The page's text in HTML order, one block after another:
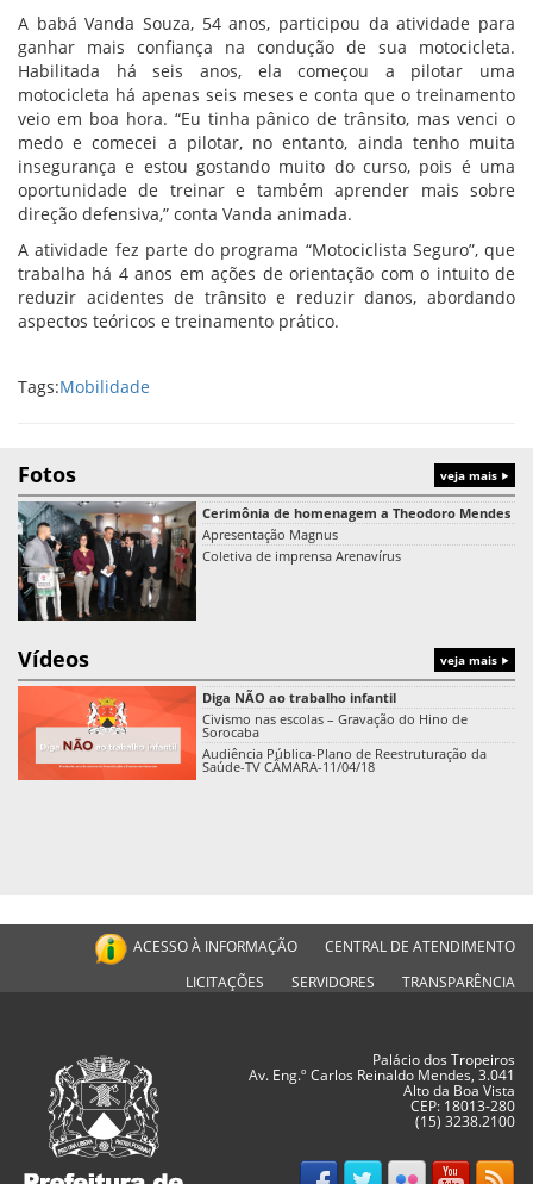
A babá Vanda Souza, 54 anos, participou da atividade para
ganhar mais confiança na condução de sua motocicleta.
Habilitada há seis anos, ela começou a pilotar uma
motocicleta há apenas seis meses e conta que o treinamento
veio em boa hora. “Eu tinha pânico de trânsito, mas venci o
medo e comecei a pilotar, no entanto, ainda tenho muita
insegurança e estou gostando muito do curso, pois é uma
oportunidade de treinar e também aprender mais sobre
direção defensiva,” conta Vanda animada.
A atividade fez parte do programa “Motociclista Seguro”, que
trabalha há 4 anos em ações de orientação com o intuito de
reduzir acidentes de trânsito e reduzir danos, abordando
aspectos teóricos e treinamento prático.
Tags:Mobilidade
Fotos veja mais
Cerimônia de homenagem a Theodoro Mendes
Apresentação Magnus
Coletiva de imprensa Arenavírus
Vídeos veja mais
Diga NÃO ao trabalho infantil
Civismo nas escolas – Gravação do Hino de
Sorocaba
Audiência Pública-Plano de Reestruturação da
Saúde-TV CÂMARA-11/04/18
ACESSO À INFORMAÇÃO
CENTRAL DE ATENDIMENTO
LICITAÇÕES
SERVIDORES TRANSPARÊNCIA
Palácio dos Tropeiros
Av. Eng.º Carlos Reinaldo Mendes, 3.041
Alto da Boa Vista
CEP: 18013-280
(15) 3238.2100